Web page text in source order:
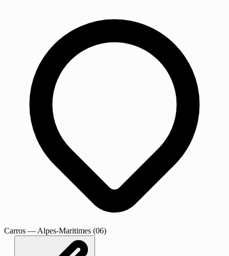
Carros — Alpes-Maritimes (06)